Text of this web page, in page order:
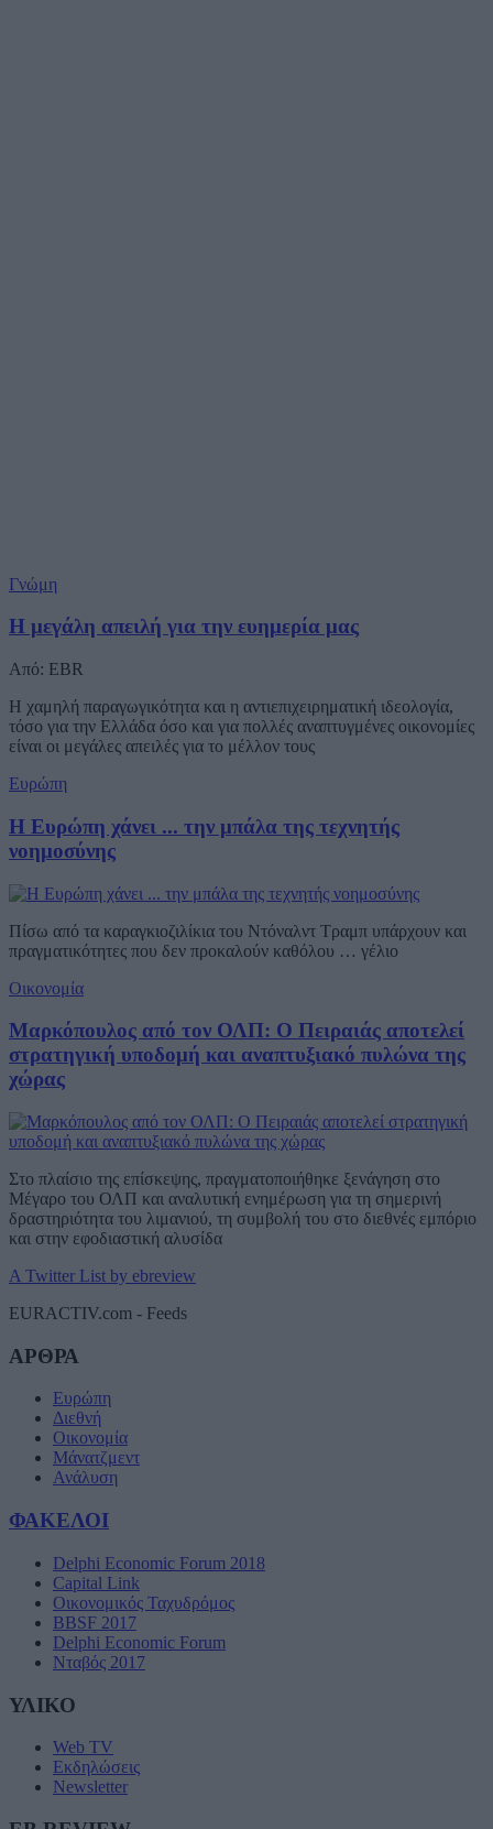
Γνώμη
Η μεγάλη απειλή για την ευημερία μας
Από: EBR
Η χαμηλή παραγωγικότητα και η αντιεπιχειρηματική ιδεολογία,
τόσο για την Ελλάδα όσο και για πολλές αναπτυγμένες οικονομίες
είναι οι μεγάλες απειλές για το μέλλον τους
Ευρώπη
Η Ευρώπη χάνει ... την μπάλα της τεχνητής
νοημοσύνης
Πίσω από τα καραγκιοζιλίκια του Ντόναλντ Τραμπ υπάρχουν και
πραγματικότητες που δεν προκαλούν καθόλου … γέλιο
Οικονομία
Μαρκόπουλος από τον ΟΛΠ: Ο Πειραιάς αποτελεί
στρατηγική υποδομή και αναπτυξιακό πυλώνα της
χώρας
Στο πλαίσιο της επίσκεψης, πραγματοποιήθηκε ξενάγηση στο
Μέγαρο του ΟΛΠ και αναλυτική ενημέρωση για τη σημερινή
δραστηριότητα του λιμανιού, τη συμβολή του στο διεθνές εμπόριο
και στην εφοδιαστική αλυσίδα
A Twitter List by ebreview
EURACTIV.com - Feeds
ΑΡΘΡΑ
Ευρώπη
Διεθνή
Οικονομία
Μάνατζμεντ
Ανάλυση
ΦΑΚΕΛΟΙ
Delphi Economic Forum 2018
Capital Link
Οικονομικός Ταχυδρόμος
BBSF 2017
Delphi Economic Forum
Νταβός 2017
ΥΛΙΚΟ
Web TV
Εκδηλώσεις
Newsletter